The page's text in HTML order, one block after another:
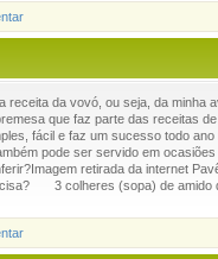
receita da vovó, ou seja, da minha
que faz parte das receitas de
fácil e faz um sucesso todo ano
pode ser servido em
retirada da internet
3 colheres (sopa) de amido